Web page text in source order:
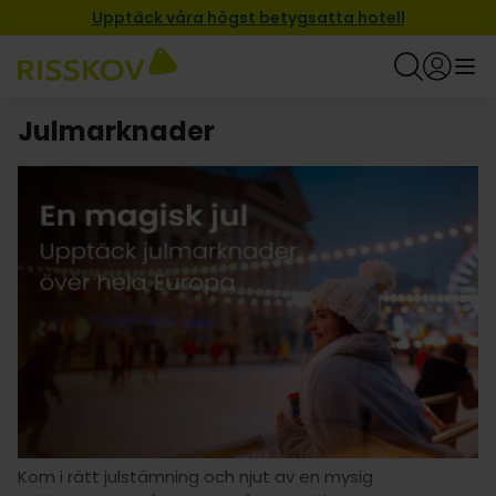
Upptäck våra högst betygsatta hotell
Julmarknader
Kom i rätt julstämning och njut av en mysig